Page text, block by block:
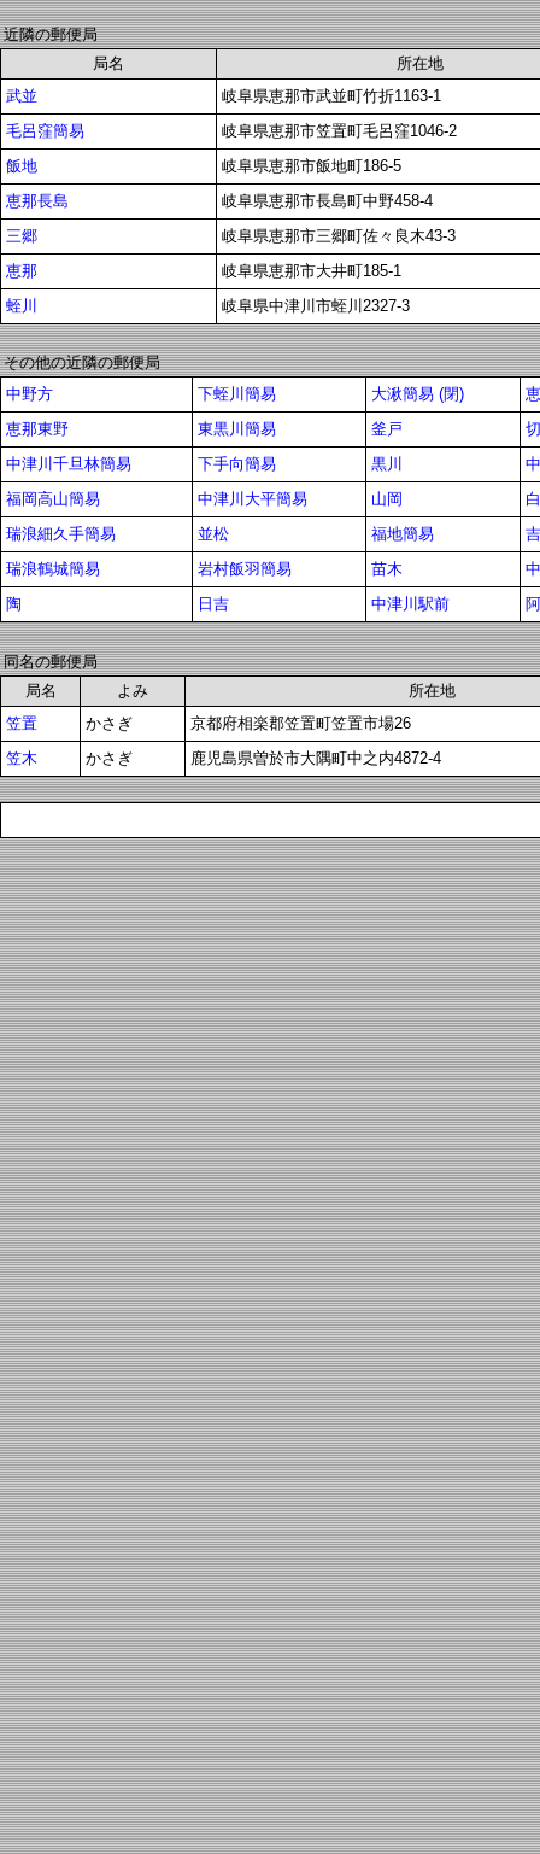
近隣の郵便局
局名
所在地
武並
岐阜県恵那市武並町竹折1163-1
毛呂窪簡易
岐阜県恵那市笠置町毛呂窪1046-2
飯地
岐阜県恵那市飯地町186-5
恵那長島
岐阜県恵那市長島町中野458-4
三郷
岐阜県恵那市三郷町佐々良木43-3
恵那
岐阜県恵那市大井町185-1
蛭川
岐阜県中津川市蛭川2327-3
その他の近隣の郵便局
中野方
下蛭川簡易 大湫簡易 (閉)
恵那東野
東黒川簡易 釜戸
中津川千旦林簡易
下手向簡易 黒川
福岡高山簡易
中津川大平簡易 山岡
瑞浪細久手簡易
並松 福地簡易
瑞浪鶴城簡易
岩村飯羽簡易 苗木
陶
日吉 中津川駅前
同名の郵便局
局名
よみ
所在地
笠置
かさぎ
京都府相楽郡笠置町笠置市場26
笠木
かさぎ 鹿児島県曽於市大隅町中之内4872-4